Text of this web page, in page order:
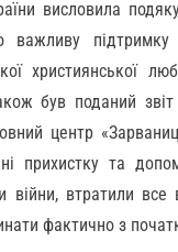
висловила
важливу
християнської
був поданий
центр
прихистку та
війни, втратили все
фактично з